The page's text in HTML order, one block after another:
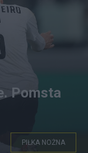
Pomsta
PIŁKA NOŻNA